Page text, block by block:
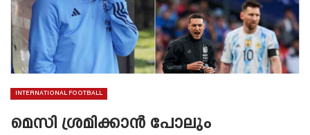
INTERNATIONAL FOOTBALL
മെസി ശ്രമിക്കാൻ പോലും